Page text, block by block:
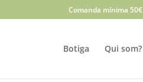
Comanda mínima 50€
Botiga Qui som?